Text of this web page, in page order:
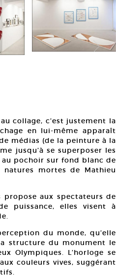
collage, c’est justement la
en lui-même apparaît
médias (de la peinture à la
jusqu’à se superposer les
au pochoir sur fond blanc de
mortes de Mathieu
propose aux spectateurs de
puissance, elles visent à
du monde, qu’elle
structure du monument le
Olympiques. L’horloge se
couleurs vives, suggérant